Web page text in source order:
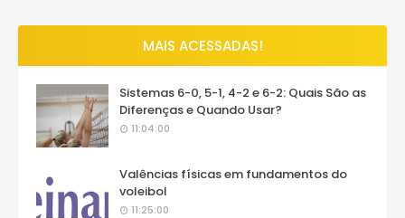
MAIS ACESSADAS!
Sistemas 6-0, 5-1, 4-2 e 6-2: Quais São as
Diferenças e Quando Usar?
11:04:00
Valências físicas em fundamentos do
voleibol
11:25:00